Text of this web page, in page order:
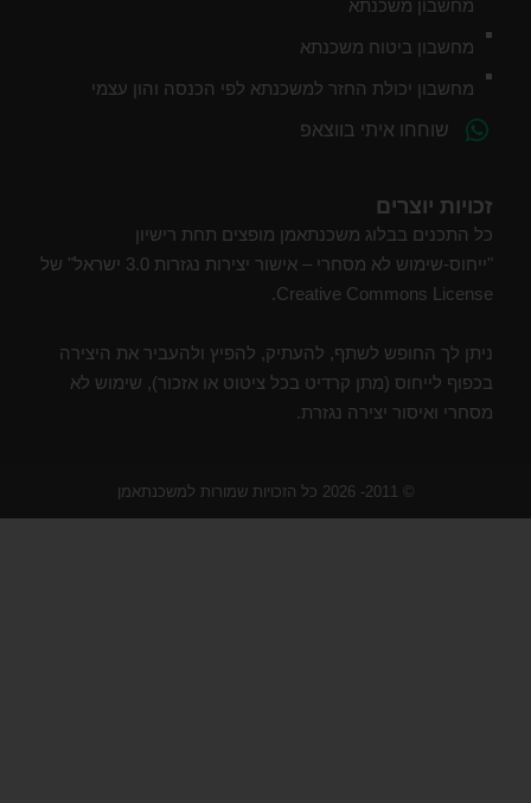
מחשבון משכנתא
מחשבון ביטוח משכנתא
מחשבון יכולת החזר למשכנתא לפי הכנסה והון עצמי
שוחחו איתי בווצאפ
זכויות יוצרים
כל התכנים בבלוג משכנתאמן מופצים תחת רישיון
"ייחוס-שימוש לא מסחרי – אישור יצירות נגזרות 3.0 ישראל" של
Creative Commons License.
ניתן לך החופש לשתף, להעתיק, להפיץ ולהעביר את היצירה
בכפוף לייחוס (מתן קרדיט בכל ציטוט או אזכור), שימוש לא
מסחרי ואיסור יצירה נגזרת.
© 2011- 2026 כל הזכויות שמורות למשכנתאמן